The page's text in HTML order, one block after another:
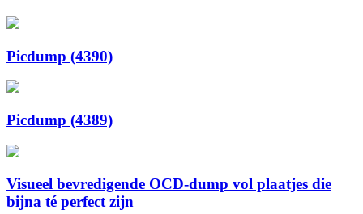
Picdump (4390)
Picdump (4389)
Visueel bevredigende OCD-dump vol plaatjes die
bijna té perfect zijn